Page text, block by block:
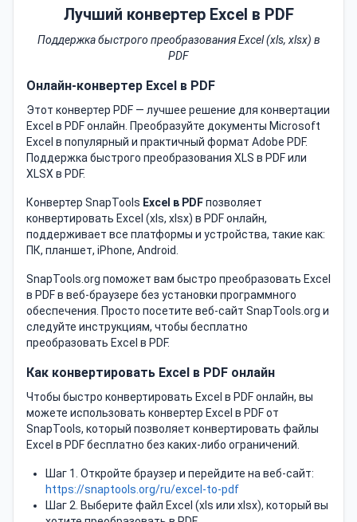
Лучший конвертер Excel в PDF
Поддержка быстрого преобразования Excel (xls, xlsx) в
PDF
Онлайн-конвертер Excel в PDF
Этот конвертер PDF — лучшее решение для конвертации
Excel в PDF онлайн. Преобразуйте документы Microsoft
Excel в популярный и практичный формат Adobe PDF.
Поддержка быстрого преобразования XLS в PDF или
XLSX в PDF.
Конвертер SnapTools Excel в PDFпозволяет
конвертировать Excel (xls, xlsx) в PDF онлайн,
поддерживает все платформы и устройства, такие как:
ПК, планшет, iPhone, Android.
SnapTools.org поможет вам быстро преобразовать Excel
в PDF в веб-браузере без установки программного
обеспечения. Просто посетите веб-сайт SnapTools.org и
следуйте инструкциям, чтобы бесплатно
преобразовать Excel в PDF.
Как конвертировать Excel в PDF онлайн
Чтобы быстро конвертировать Excel в PDF онлайн, вы
можете использовать конвертер Excel в PDF от
SnapTools, который позволяет конвертировать файлы
Excel в PDF бесплатно без каких-либо ограничений.
Шаг 1. Откройте браузер и перейдите на веб-сайт:
https://snaptools.org/ru/excel-to-pdf
Шаг 2. Выберите файл Excel (xls или xlsx), который вы